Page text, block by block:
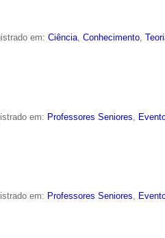
em:Ciência ,Conhecimento ,
em: Professores Seniores
em: Professores Seniores,